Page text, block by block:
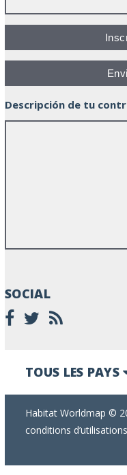
Descripción de tu
SOCIAL
TOUS LES PAYS
Habitat Worldmap ©
conditions